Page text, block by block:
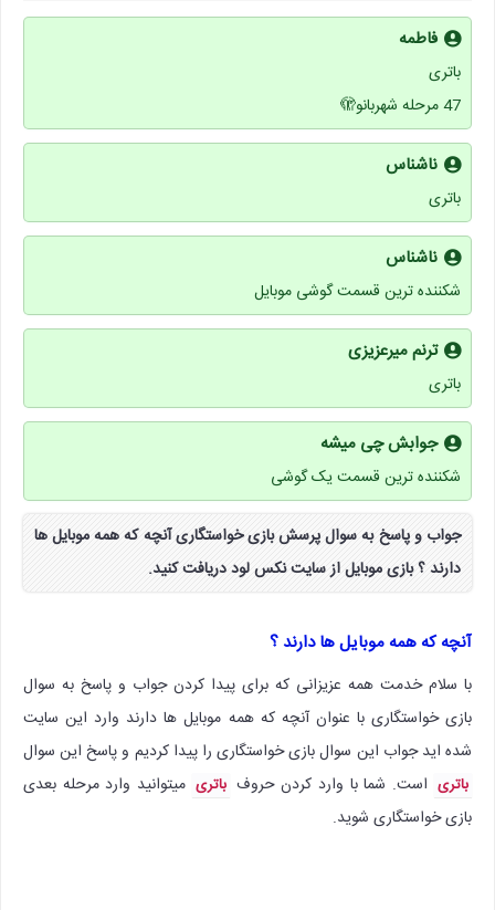
فاطمه
باتری
47 مرحله شهربانو🫣
ناشناس
باتری
ناشناس
شکننده ترین قسمت گوشی موبایل
ترنم میرعزیزی
باتری
جوابش چی میشه
شکننده ترین قسمت یک گوشی
جواب و پاسخ به سوال پرسش بازی خواستگاری آنچه که همه موبایل ها
دارند ؟ بازی موبایل از سایت نکس لود دریافت کنید.
آنچه که همه موبایل ها دارند ؟
با سلام خدمت همه عزیزانی که برای پیدا کردن جواب و پاسخ به سوال
بازی خواستگاری با عنوان آنچه که همه موبایل ها دارند وارد این سایت
شده اید جواب این سوال بازی خواستگاری را پیدا کردیم و پاسخ این سوال
باتری است. شما با وارد کردن حروف باتری میتوانید وارد مرحله بعدی
بازی خواستگاری شوید.